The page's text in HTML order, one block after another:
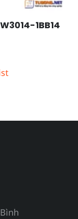
1BB14